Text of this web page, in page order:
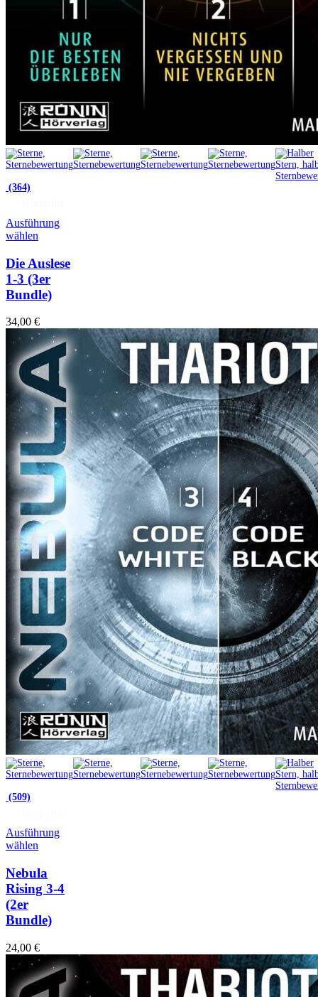
(364)
Ausführung
wählen
Die Auslese
1-3 (3er
Bundle)
34,00 €
(509)
Ausführung
wählen
Nebula
Rising 3-4
(2er
Bundle)
24,00 €